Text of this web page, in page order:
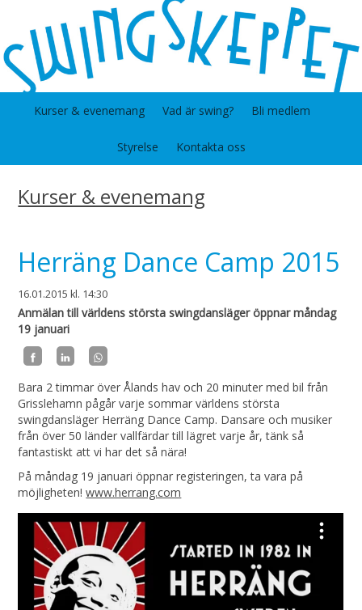
Kurser & evenemang Vad är swing? Bli medlem
Styrelse Kontakta oss
Kurser & evenemang
Herräng Dance Camp 2015
16.01.2015kl. 14:30
Anmälan till världens största swingdansläger öppnar måndag
19 januari
Bara 2 timmar över Ålands hav och 20 minuter med bil från
Grisslehamn pågår varje sommar världens största
swingdansläger Herräng Dance Camp. Dansare och musiker
från över 50 länder vallfärdar till lägret varje år, tänk så
fantastiskt att vi har det så nära!
På måndag 19 januari öppnar registeringen, ta vara på
möjligheten!www.herrang.com